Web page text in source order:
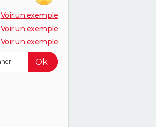
Voir un exemple
Voir un exemple
Voir un exemple